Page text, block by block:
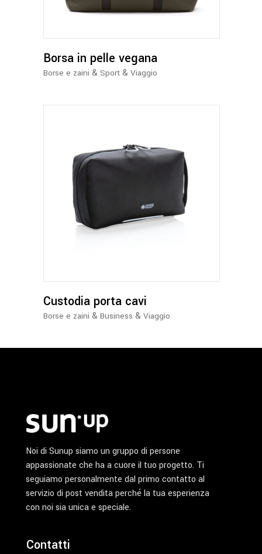
varianti.
opzioni
possono
essere
Borsa in pelle vegana
Borse e zaini & Sport & Viaggio
Custodia porta cavi
Borse e zaini & Business & Viaggio
Noi di Sunup siamo un gruppo di persone
appassionate che ha a cuore il tuo progetto. Ti
seguiamo personalmente dal primo contatto al
servizio di post vendita perché la tua esperienza
con noi sia unica e speciale.
Contatti